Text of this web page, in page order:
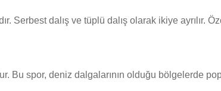
Serbest dalış ve tüplü dalış olarak ikiye ayrılır.
Bu spor, deniz dalgalarının olduğu bölgelerde